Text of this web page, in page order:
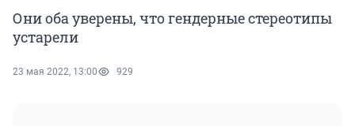
Они оба уверены, что гендерные стереотипы
устарели
23 мая 2022, 13:00 929